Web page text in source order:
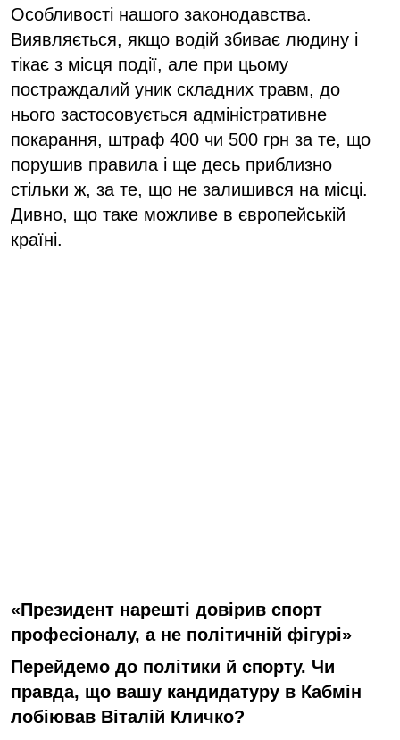
Особливості нашого законодавства.
Виявляється, якщо водій збиває людину і
тікає з місця події, але при цьому
постраждалий уник складних травм, до
нього застосовується адміністративне
покарання, штраф 400 чи 500 грн за те, що
порушив правила і ще десь приблизно
стільки ж, за те, що не залишився на місці.
Дивно, що таке можливе в європейській
країні.
«Президент нарешті довірив спорт
професіоналу, а не політичній фігурі»
Перейдемо до політики й спорту. Чи
правда, що вашу кандидатуру в Кабмін
лобіював Віталій Кличко?